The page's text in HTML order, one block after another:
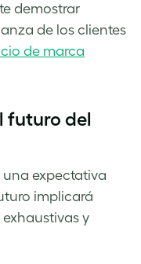
demostrar
de los clientes
de marca
futuro del
una expectativa
implicará
y